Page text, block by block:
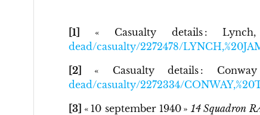
[1] « Casualty details :
dead/casualty/2272478/
[2] « Casualty details :
dead/casualty/2272334/
[3] « 10 september 1940 »14 Squadron